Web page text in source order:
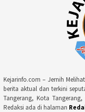
Kejarinfo.com – Jernih
berita aktual dan terkini
Tangerang, Kota
Redaksi ada di halaman